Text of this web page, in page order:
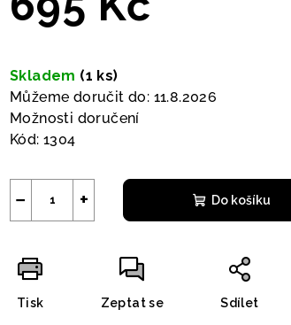
cena:
Skladem (1 ks)
Můžeme doručit do: 11.8.2026
Možnosti doručení
Kód: 1304
+
− Do košíku
Tisk Zeptat se Sdílet